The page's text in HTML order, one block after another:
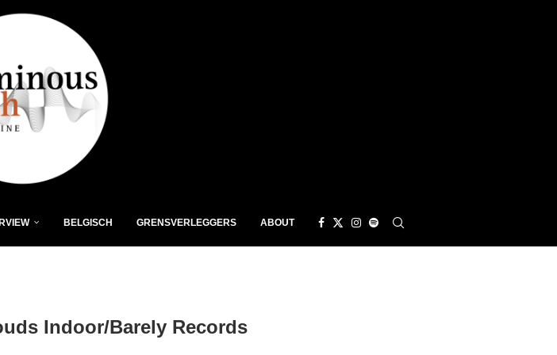
BELGISCH GRENSVERLEGGERS ABOUT
Indoor/Barely Records